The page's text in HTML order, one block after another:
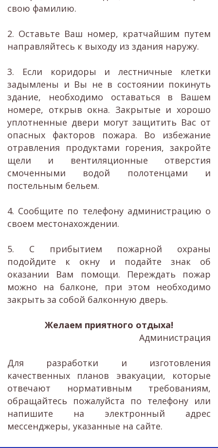
свою фамилию.
2. Оставьте Ваш номер, кратчайшим путем
направляйтесь к выходу из здания наружу.
3. Если коридоры и лестничные клетки
задымлены и Вы не в состоянии покинуть
здание, необходимо оставаться в Вашем
номере, открыв окна. Закрытые и хорошо
уплотненные двери могут защитить Вас от
опасных факторов пожара. Во избежание
отравления продуктами горения, закройте
щели и вентиляционные отверстия
смоченными водой полотенцами и
постельным бельем.
4. Сообщите по телефону администрацию о
своем местонахождении.
5. С прибытием пожарной охраны
подойдите к окну и подайте знак об
оказании Вам помощи. Переждать пожар
можно на балконе, при этом необходимо
закрыть за собой балконную дверь.
Желаем приятного отдыха!
Администрация
Для разработки и изготовления
качественных планов эвакуации, которые
отвечают нормативным требованиям,
обращайтесь пожалуйста по телефону или
напишите на электронный адрес
мессенджеры, указанные на сайте.